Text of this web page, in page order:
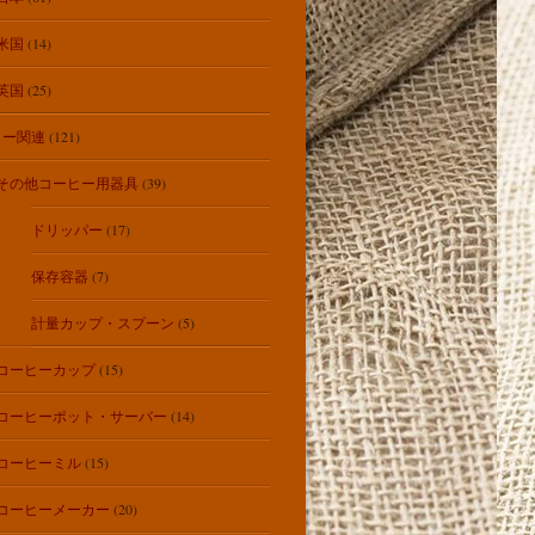
国 (14)
国 (25)
関連 (121)
の他コーヒー用器具 (39)
ドリッパー (17)
保存容器 (7)
計量カップ・スプーン (5)
ーヒーカップ(15)
ーヒーポット・サーバー (14)
ーヒーミル(15)
ーヒーメーカー (20)